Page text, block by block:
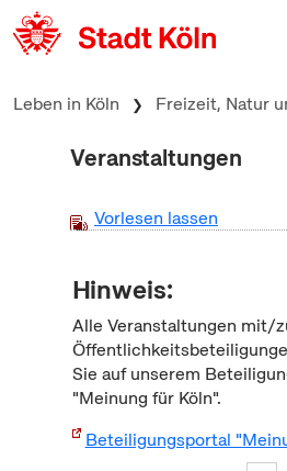
zum Inhalt springen
Leben in Köln Freizeit, Natur
Veranstaltungen
Vorlesen lassen
Hinweis:
Alle Veranstaltungen mit/
Sie auf unserem
"Meinung für Köln".
Beteiligungsportal